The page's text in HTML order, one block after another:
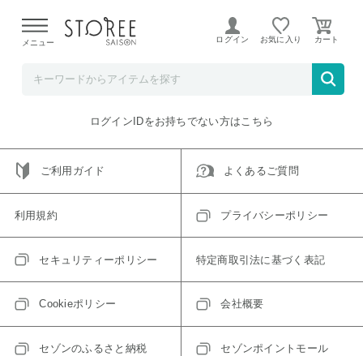
よる配送遅延が発生しております。
メニュー ログイン お気に入り
ご指定のアイテムは取り扱い終了、またはただいま取り扱い
トップへ戻る
ログインIDをお持ちでない方はこちら
ご利用ガイド よくあるご質問
利用規約 プライバシーポリシー
セキュリティーポリシー 特定商取引法に基づく表記
Cookieポリシー 会社概要
セゾンのふるさと納税 セゾンポイントモール